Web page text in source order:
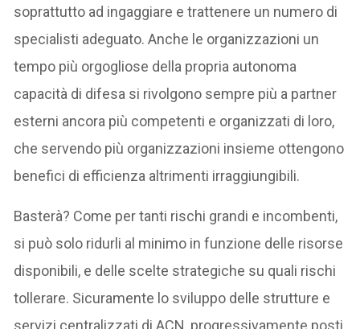
soprattutto ad ingaggiare e trattenere un numero di
specialisti adeguato. Anche le organizzazioni un
tempo più orgogliose della propria autonoma
capacità di difesa si rivolgono sempre più a partner
esterni ancora più competenti e organizzati di loro,
che servendo più organizzazioni insieme ottengono
benefici di efficienza altrimenti irraggiungibili.
Basterà? Come per tanti rischi grandi e incombenti,
si può solo ridurli al minimo in funzione delle risorse
disponibili, e delle scelte strategiche su quali rischi
tollerare. Sicuramente lo sviluppo delle strutture e
servizi centralizzati di ACN, progressivamente posti